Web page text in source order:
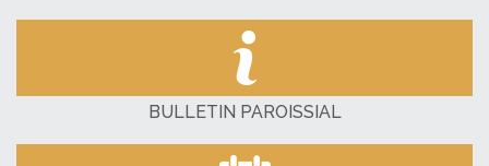
BULLETIN PAROISSIAL